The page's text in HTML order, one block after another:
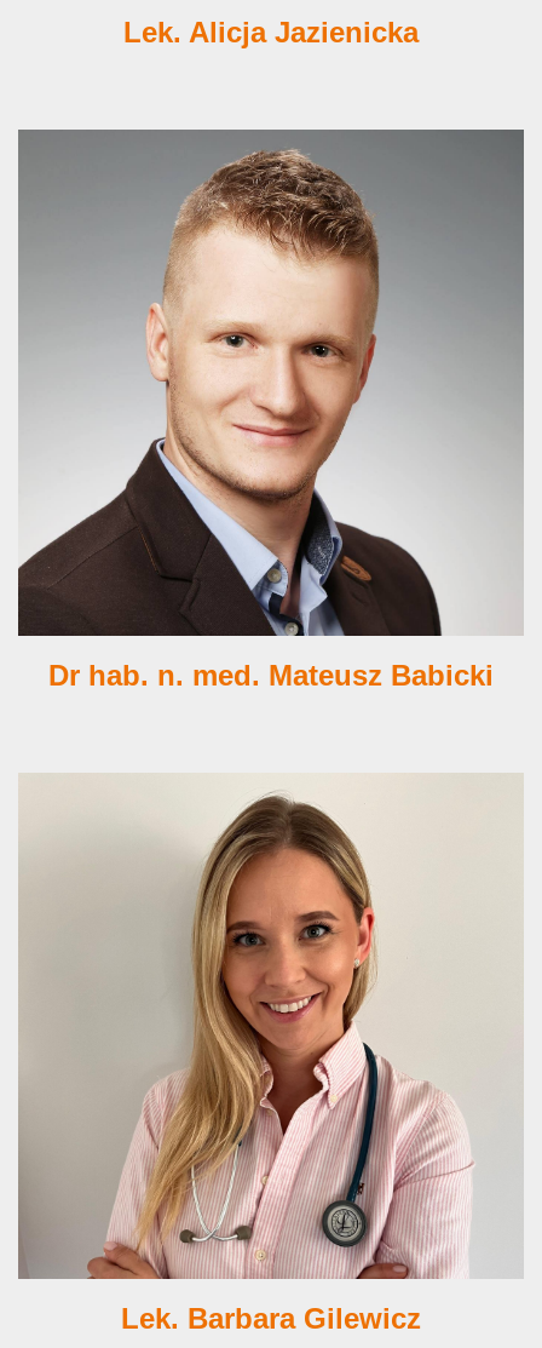
Lek. Alicja Jazienicka
Dr hab. n. med. Mateusz Babicki
Lek. Barbara Gilewicz